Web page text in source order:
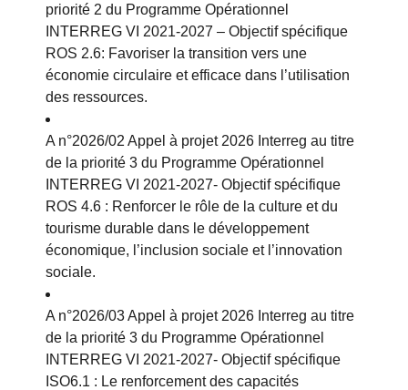
priorité 2 du Programme Opérationnel
INTERREG VI 2021-2027 – Objectif spécifique
ROS 2.6: Favoriser la transition vers une
économie circulaire et efficace dans l’utilisation
des ressources.
A n°2026/02 Appel à projet 2026 Interreg au titre
de la priorité 3 du Programme Opérationnel
INTERREG VI 2021-2027- Objectif spécifique
ROS 4.6 : Renforcer le rôle de la culture et du
tourisme durable dans le développement
économique, l’inclusion sociale et l’innovation
sociale.
A n°2026/03 Appel à projet 2026 Interreg au titre
de la priorité 3 du Programme Opérationnel
INTERREG VI 2021-2027- Objectif spécifique
ISO6.1 : Le renforcement des capacités